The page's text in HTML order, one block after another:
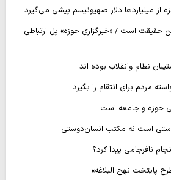
حقیقت است / «خبرگزاری حوزه» پل ارتباطی
نظام وانقلاب بوده اند
مردم برای انتقام را بگیرد
حوزه و جامعه است
است نه مکتب انسان‌دوستی
نافرجامی پیدا کرد؟
پایتخت نهج البلاغه»